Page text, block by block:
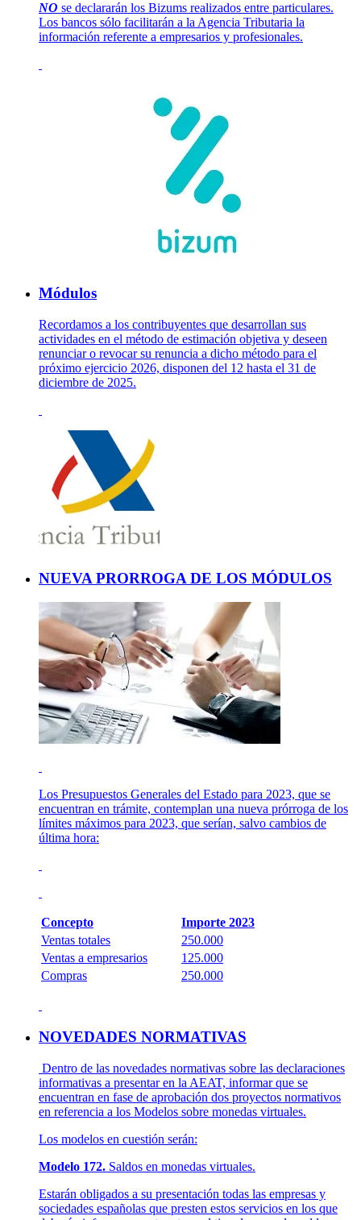
NO se declararán los Bizums realizados entre particulares.
Los bancos sólo facilitarán a la Agencia Tributaria la
información referente a empresarios y profesionales.
Módulos
Recordamos a los contribuyentes que desarrollan sus
actividades en el método de estimación objetiva y deseen
renunciar o revocar su renuncia a dicho método para el
próximo ejercicio 2026, disponen del 12 hasta el 31 de
diciembre de 2025.
NUEVA PRORROGA DE LOS MÓDULOS
Los Presupuestos Generales del Estado para 2023, que se
encuentran en trámite, contemplan una nueva prórroga de los
límites máximos para 2023, que serían, salvo cambios de
última hora:
Concepto
Importe 2023
Ventas totales
250.000
Ventas a empresarios
125.000
Compras
250.000
NOVEDADES NORMATIVAS
Dentro de las novedades normativas sobre las declaraciones
informativas a presentar en la AEAT, informar que se
encuentran en fase de aprobación dos proyectos normativos
en referencia a los Modelos sobre monedas virtuales.
Los modelos en cuestión serán:
Modelo 172. Saldos en monedas virtuales.
Estarán obligados a su presentación todas las empresas y
sociedades españolas que presten estos servicios en los que